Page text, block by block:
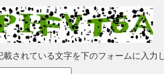
載されている文字を下のフォームに入力